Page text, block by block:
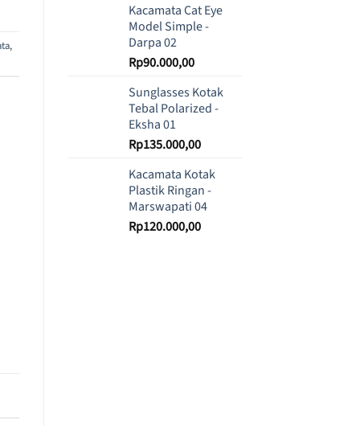
,
Kacamata Cat Eye
Model Simple -
Darpa 02
Rp90.000,00
Sunglasses Kotak
Tebal Polarized -
Eksha 01
Rp135.000,00
Kacamata Kotak
Plastik Ringan -
Marswapati 04
Rp120.000,00